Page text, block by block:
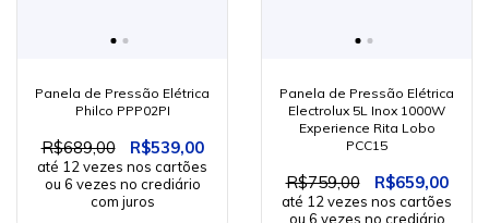
Panela de Pressão Elétrica
Philco PPP02PI
R$689,00 R$539,00
Panela de Pressão Elétrica
Electrolux 5L Inox 1000W
Experience Rita Lobo
PCC15
R$759,00 R$659,00